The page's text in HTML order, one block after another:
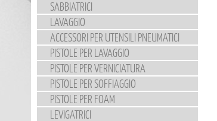
SABBIATRICI
LAVAGGIO
ACCESSORI PER UTENSILI PNEUMATICI
PISTOLE PER LAVAGGIO
PISTOLE PER VERNICIATURA
PISTOLE PER SOFFIAGGIO
PISTOLE PER FOAM
LEVIGATRICI